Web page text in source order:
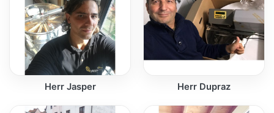
Herr Jasper Herr Dupraz